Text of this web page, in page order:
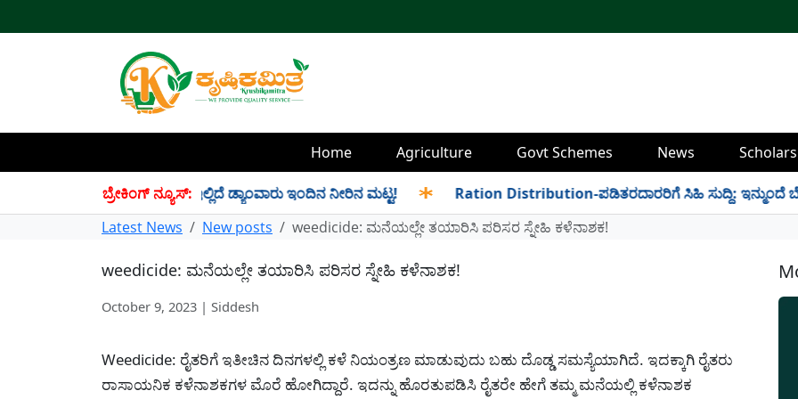
Home Agriculture Govt Schemes News
ಬ್ರೇಕಿಂಗ್ ನ್ಯೂಸ್:
TMC ನೀರು ಸಂಗ್ರಹ! ಇಲ್ಲಿದೆ ಡ್ಯಾಂವಾರು ಇಂದಿನ ನೀರಿನ ಮಟ್ಟ! ✱ Ration Distribution-ಪಡಿತರದಾರರಿಗೆ ಸಿಹಿ ಸುದ್ದಿ: ಇನ್ಮುಂದೆ
Latest News
New posts weedicide: ಮನೆಯಲ್ಲೇ ತಯಾರಿಸಿ ಪರಿಸರ ಸ್ನೇಹಿ ಕಳೆನಾಶಕ!
weedicide: ಮನೆಯಲ್ಲೇ ತಯಾರಿಸಿ ಪರಿಸರ ಸ್ನೇಹಿ ಕಳೆನಾಶಕ!
October 9, 2023 | Siddesh
Weedicide: ರೈತರಿಗೆ ಇತೀಚಿನ ದಿನಗಳಲ್ಲಿ ಕಳೆ ನಿಯಂತ್ರಣ ಮಾಡುವುದು ಬಹು ದೊಡ್ಡ ಸಮಸ್ಯೆಯಾಗಿದೆ. ಇದಕ್ಕಾಗಿ ರೈತರು
ರಾಸಾಯನಿಕ ಕಳೆನಾಶಕಗಳ ಮೊರೆ ಹೋಗಿದ್ದಾರೆ. ಇದನ್ನು ಹೊರತುಪಡಿಸಿ ರೈತರೇ ಹೇಗೆ ತಮ್ಮ ಮನೆಯಲ್ಲಿ ಕಳೆನಾಶಕ